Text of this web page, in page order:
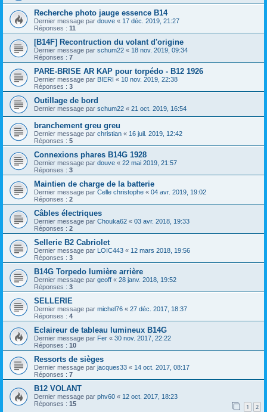
Recherche photo jauge essence B14
Dernier message par douve « 17 déc. 2019, 21:27
Réponses : 11
[B14F] Recontruction du volant d'origine
Dernier message par schum22 « 18 nov. 2019, 09:34
Réponses : 7
PARE-BRISE AR KAP pour torpédo - B12 1926
Dernier message par BIERI « 10 nov. 2019, 22:38
Réponses : 3
Outillage de bord
Dernier message par schum22 « 21 oct. 2019, 16:54
branchement greu greu
Dernier message par christian « 16 juil. 2019, 12:42
Réponses : 5
Connexions phares B14G 1928
Dernier message par douve « 22 mai 2019, 21:57
Réponses : 3
Maintien de charge de la batterie
Dernier message par Celle christophe « 04 avr. 2019, 19:02
Réponses : 2
Câbles électriques
Dernier message par Chouka62 « 03 avr. 2018, 19:33
Réponses : 2
Sellerie B2 Cabriolet
Dernier message par LOIC443 « 12 mars 2018, 19:56
Réponses : 3
B14G Torpedo lumière arrière
Dernier message par geoff « 28 janv. 2018, 19:52
Réponses : 3
SELLERIE
Dernier message par michel76 « 27 déc. 2017, 18:37
Réponses : 4
Eclaireur de tableau lumineux B14G
Dernier message par Fer « 30 nov. 2017, 22:22
Réponses : 10
Ressorts de sièges
Dernier message par jacques33 « 14 oct. 2017, 08:17
Réponses : 7
B12 VOLANT
Dernier message par phv60 « 12 oct. 2017, 18:23
Réponses : 15 1 2